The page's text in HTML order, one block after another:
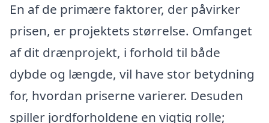
En af de primære faktorer, der påvirker
prisen, er projektets størrelse. Omfanget
af dit drænprojekt, i forhold til både
dybde og længde, vil have stor betydning
for, hvordan priserne varierer. Desuden
spiller jordforholdene en vigtig rolle;